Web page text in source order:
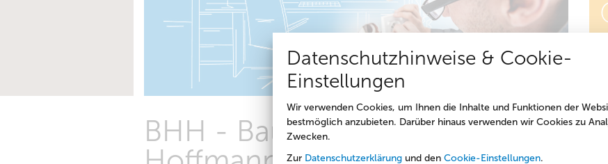
BHH - Baubetrieb Hagen
Datenschutzhinweise & Cookie-
Einstellungen
Wir verwenden Cookies, um Ihnen die Inhalte und Funktionen der
bestmöglich anzubieten. Darüber hinaus verwenden wir Cookies zu
Zwecken.
Zur Datenschutzerklärung und den Cookie-Einstellungen.